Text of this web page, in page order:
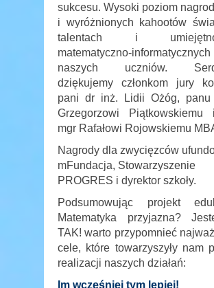
sukcesu. Wysoki poziom
i wyróżnionych kahootów
talentach i
matematyczno-informatycznych
naszych uczniów.
dziękujemy członkom jury
pani dr inż. Lidii Ożóg,
Grzegorzowi
mgr Rafałowi Rojowskiemu
Nagrody dla zwycięzców
mFundacja, Stowarzyszenie
PROGRES i dyrektor szkoły.
Podsumowując projekt
Matematyka przyjazna?
TAK! warto przypomnieć
cele, które towarzyszyły nam
realizacji naszych działań:
Im wcześniej tym lepiej!